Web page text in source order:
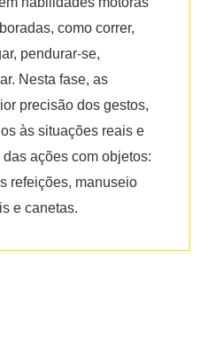
como correr,
pendurar-se,
Nesta fase, as
precisão dos gestos,
às situações reais e
ações com objetos:
refeições, manuseio
e canetas.